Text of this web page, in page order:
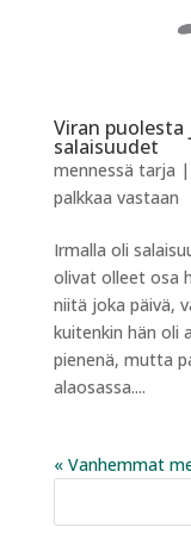
Viran puolesta
salaisuudet
mennessä tarja |
palkkaa vastaan
Irmalla oli
olivat olleet osa
niitä joka päivä,
kuitenkin hän oli
pienenä, mutta
alaosassa....
« Vanhemmat